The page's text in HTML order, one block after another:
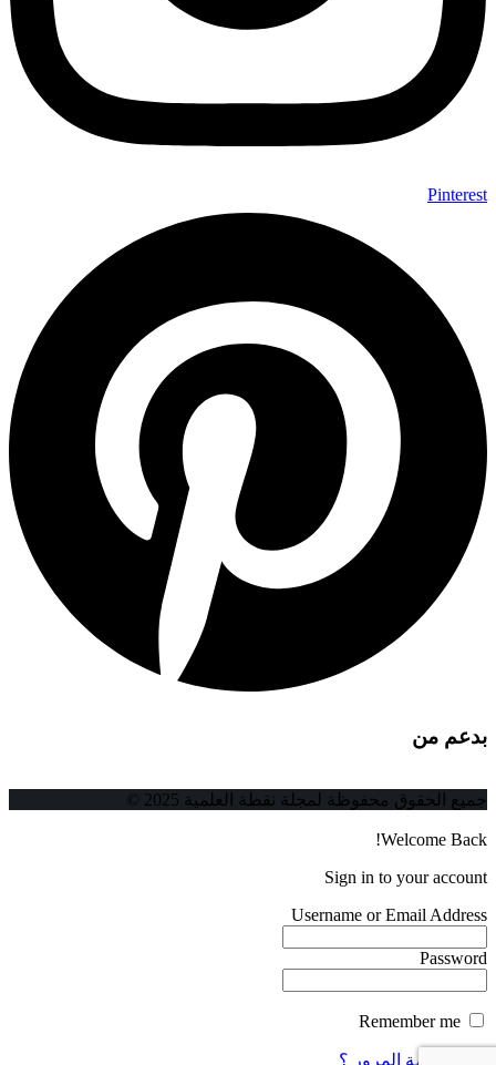
Pinterest
بدعم من
جميع الحقوق محفوظة لمجلة نقطة العلمية 2025 ©
Welcome Back!
Sign in to your account
Username or Email Address
Password
فقدت كلمة المرور ؟